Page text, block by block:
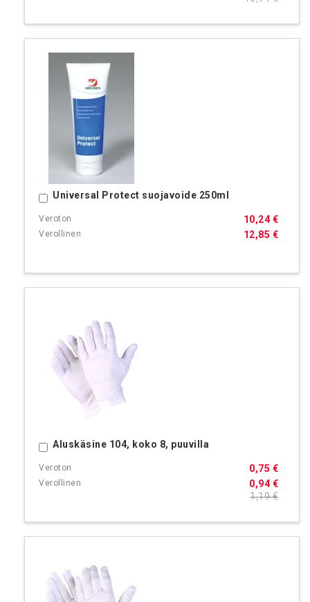
Universal Protect suojavoide 250ml
12,85 €
10,24 €
Ostoskoriin
Aluskäsine 104, koko 8, puuvilla
0,94 €
0,75 €
1,19 €
Ostoskoriin